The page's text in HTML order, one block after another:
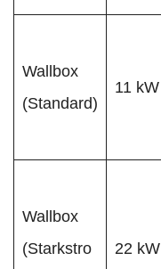
Wallbox
(Standard)
11 kW
Wallbox
(Starkstro
22 kW